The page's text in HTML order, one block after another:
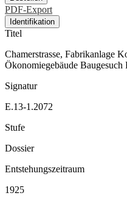
PDF-Export
Identifikation
Titel
Chamerstrasse, Fabrikanlage
Ökonomiegebäude
Signatur
E.13-1.2072
Stufe
Dossier
Entstehungszeitraum
1925